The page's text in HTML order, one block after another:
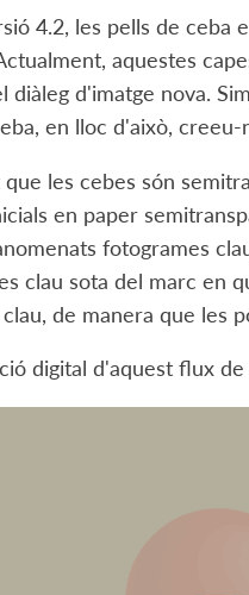
4.2, les pells de ceba
aquestes
diàleg d'imatge nova.
en lloc d'això, creeu-
les cebes són
en paper
fotogrames
clau sota del marc en
de manera que les
digital d'aquest flux